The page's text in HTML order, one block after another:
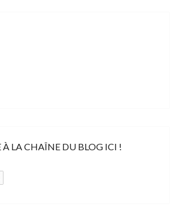
À LA CHAÎNE DU BLOG ICI !